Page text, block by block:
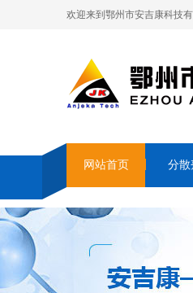
欢迎来到鄂州市安吉康科技
网站首页 分散